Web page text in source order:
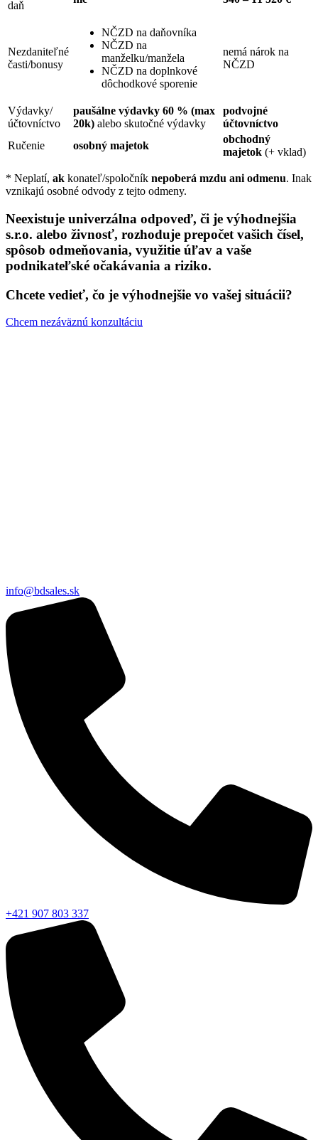
daň
Nezdaniteľné
časti/bonusy
NČZD na daňovníka
NČZD na
manželku/manžela
NČZD na doplnkové
dôchodkové sporenie
nemá nárok na
NČZD
Výdavky/
účtovníctvo
paušálne výdavky 60 % (max
20k) alebo skutočné výdavky
podvojné
účtovníctvo
Ručenie
osobný majetok
obchodný
majetok (+ vklad)
* Neplatí, ak konateľ/spoločník nepoberá mzdu ani odmenu. Inak
vznikajú osobné odvody z tejto odmeny.
Neexistuje univerzálna odpoveď, či je výhodnejšia
s.r.o. alebo živnosť, rozhoduje prepočet vašich čísel,
spôsob odmeňovania, využitie úľav a vaše
podnikateľské očakávania a riziko.
Chcete vedieť, čo je výhodnejšie vo vašej situácii?
Chcem nezáväznú konzultáciu
info@bdsales.sk
+421 907 803 337